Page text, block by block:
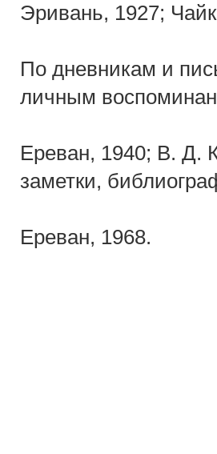
Эривань, 1927;
По дневникам и
личным
Ереван, 1940; В. Д.
заметки,
Ереван, 1968.